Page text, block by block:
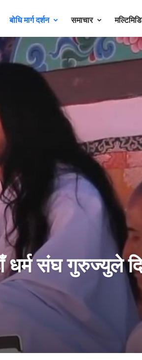
बोधि मार्ग दर्शन समाचार
संघ गुरुज्युले